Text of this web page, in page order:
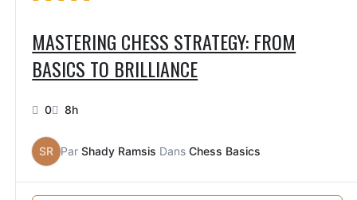
MASTERING CHESS STRATEGY: FROM
BASICS TO BRILLIANCE
0 8h
SR ParShady Ramsis DansChess Basics